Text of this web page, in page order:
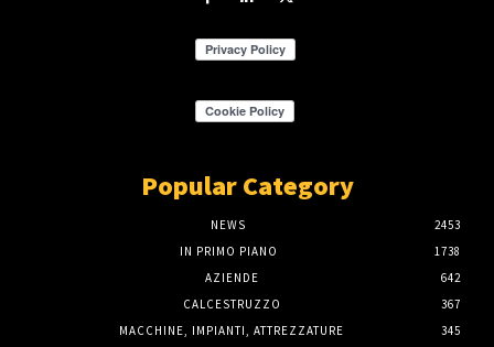
Popular Category
NEWS
2453
IN PRIMO PIANO
1738
AZIENDE
642
CALCESTRUZZO
367
MACCHINE, IMPIANTI, ATTREZZATURE
345